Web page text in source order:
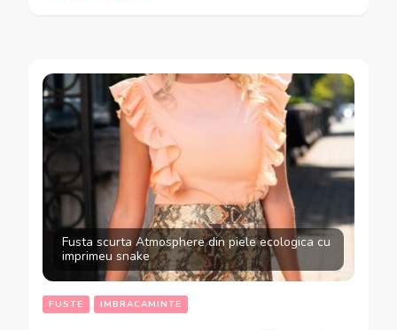
Fusta scurta Atmosphere din piele ecologica cu
imprimeu snake
FUSTE IMBRACAMINTE